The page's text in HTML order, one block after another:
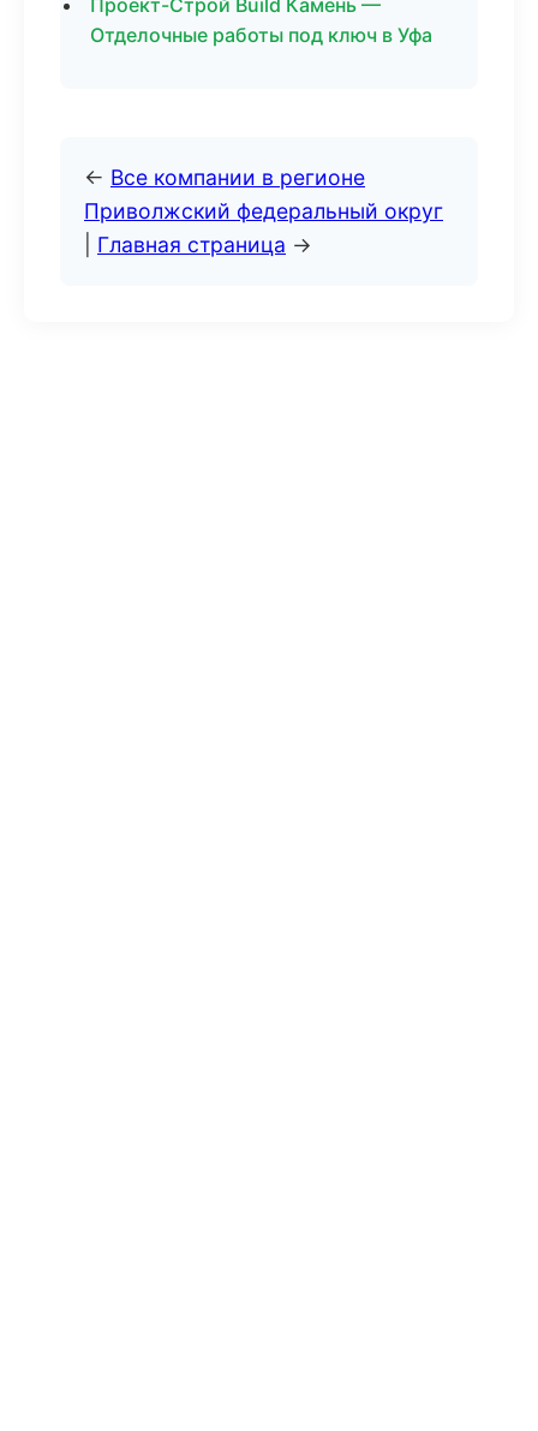
Проект-Строй Build Камень —
Отделочные работы под ключ в Уфа
← Все компании в регионе
Приволжский федеральный округ
Главная страница →